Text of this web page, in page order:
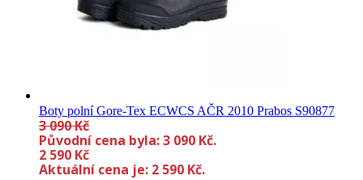
Boty polní Gore-Tex ECWCS AČR 2010 Prabos S90877
3 090Kč
Původní cena byla: 3 090 Kč.
2 590 Kč
Aktuální cena je: 2 590 Kč.